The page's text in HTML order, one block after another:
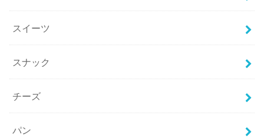
スイーツ
スナック
チーズ
パン